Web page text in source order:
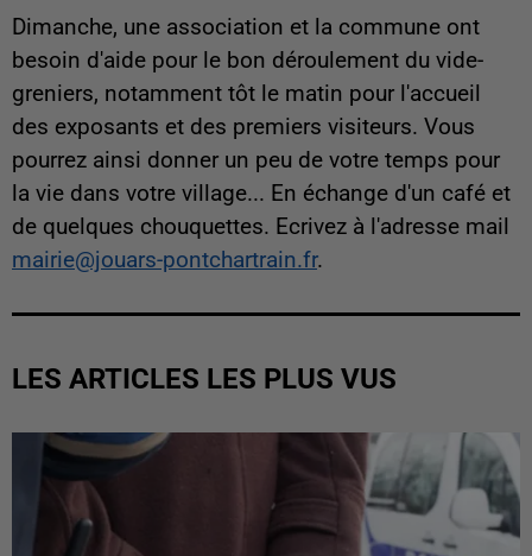
Dimanche, une association et la commune ont
besoin d'aide pour le bon déroulement du vide-
greniers, notamment tôt le matin pour l'accueil
des exposants et des premiers visiteurs. Vous
pourrez ainsi donner un peu de votre temps pour
la vie dans votre village... En échange d'un café et
de quelques chouquettes. Ecrivez à l'adresse mail
mairie@jouars-pontchartrain.fr.
LES ARTICLES LES PLUS VUS